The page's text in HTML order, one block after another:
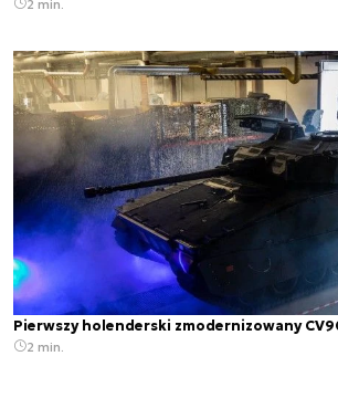
2 min.
Pierwszy holenderski zmodernizowany
2 min.